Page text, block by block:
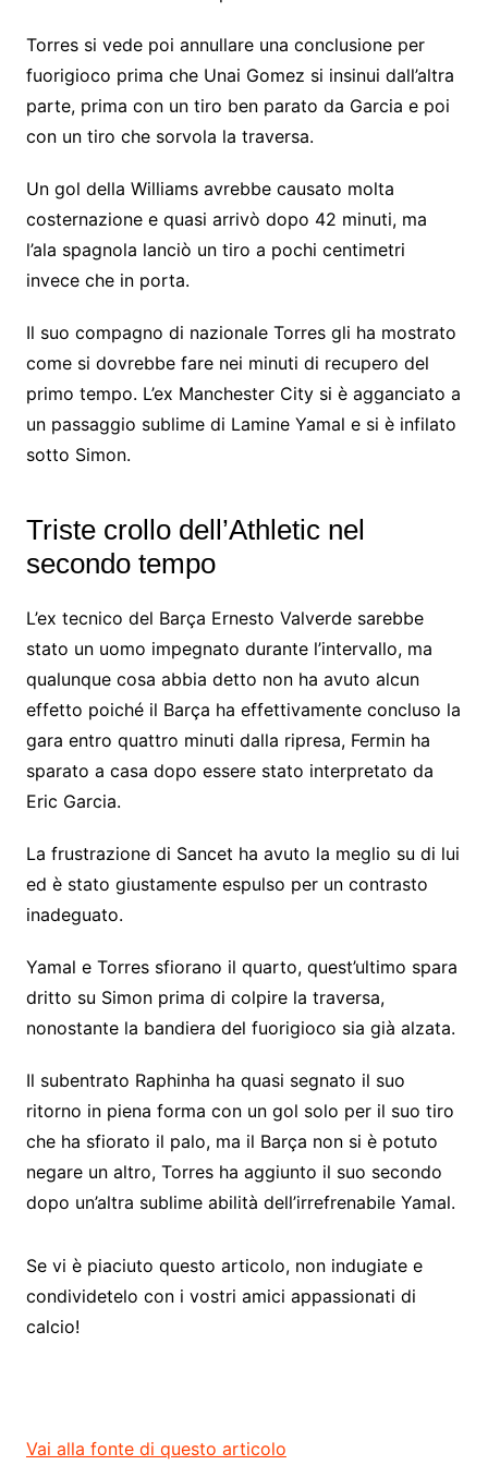
Torres si vede poi annullare una conclusione per
fuorigioco prima che Unai Gomez si insinui dall’altra
parte, prima con un tiro ben parato da Garcia e poi
con un tiro che sorvola la traversa.
Un gol della Williams avrebbe causato molta
costernazione e quasi arrivò dopo 42 minuti, ma
l’ala spagnola lanciò un tiro a pochi centimetri
invece che in porta.
Il suo compagno di nazionale Torres gli ha mostrato
come si dovrebbe fare nei minuti di recupero del
primo tempo. L’ex Manchester City si è agganciato a
un passaggio sublime di Lamine Yamal e si è infilato
sotto Simon.
Triste crollo dell’Athletic nel
secondo tempo
L’ex tecnico del Barça Ernesto Valverde sarebbe
stato un uomo impegnato durante l’intervallo, ma
qualunque cosa abbia detto non ha avuto alcun
effetto poiché il Barça ha effettivamente concluso la
gara entro quattro minuti dalla ripresa, Fermin ha
sparato a casa dopo essere stato interpretato da
Eric Garcia.
La frustrazione di Sancet ha avuto la meglio su di lui
ed è stato giustamente espulso per un contrasto
inadeguato.
Yamal e Torres sfiorano il quarto, quest’ultimo spara
dritto su Simon prima di colpire la traversa,
nonostante la bandiera del fuorigioco sia già alzata.
Il subentrato Raphinha ha quasi segnato il suo
ritorno in piena forma con un gol solo per il suo tiro
che ha sfiorato il palo, ma il Barça non si è potuto
negare un altro, Torres ha aggiunto il suo secondo
dopo un’altra sublime abilità dell’irrefrenabile Yamal.
Se vi è piaciuto questo articolo, non indugiate e
condividetelo con i vostri amici appassionati di
calcio!
Vai alla fonte di questo articolo